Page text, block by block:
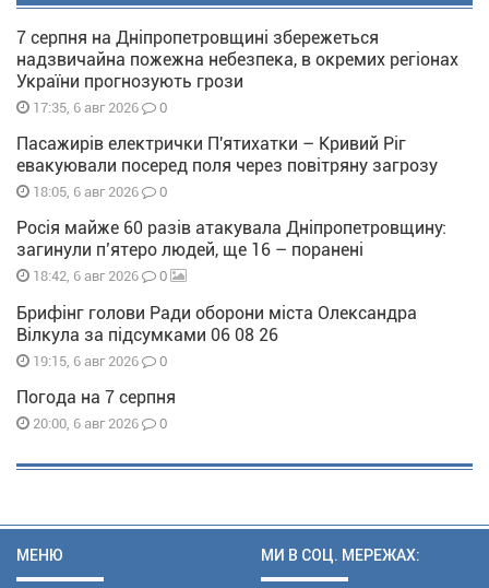
7 серпня на Дніпропетровщині збережеться
надзвичайна пожежна небезпека, в окремих регіонах
України прогнозують грози
17:35, 6 авг 2026 0
Пасажирів електрички П'ятихатки – Кривий Ріг
евакуювали посеред поля через повітряну загрозу
18:05, 6 авг 2026 0
Росія майже 60 разів атакувала Дніпропетровщину:
загинули п’ятеро людей, ще 16 – поранені
18:42, 6 авг 2026 0
Брифінг голови Ради оборони міста Олександра
Вілкула за підсумками 06 08 26
19:15, 6 авг 2026 0
Погода на 7 серпня
20:00, 6 авг 2026 0
МЕНЮ МИ В СОЦ. МЕРЕЖАХ: